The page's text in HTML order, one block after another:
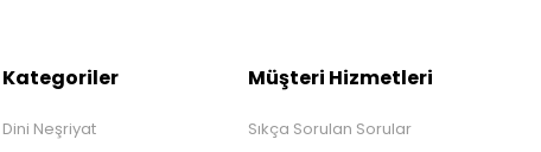
Kategoriler
Dini Neşriyat
Müşteri Hizmetleri
Sıkça Sorulan Sorular